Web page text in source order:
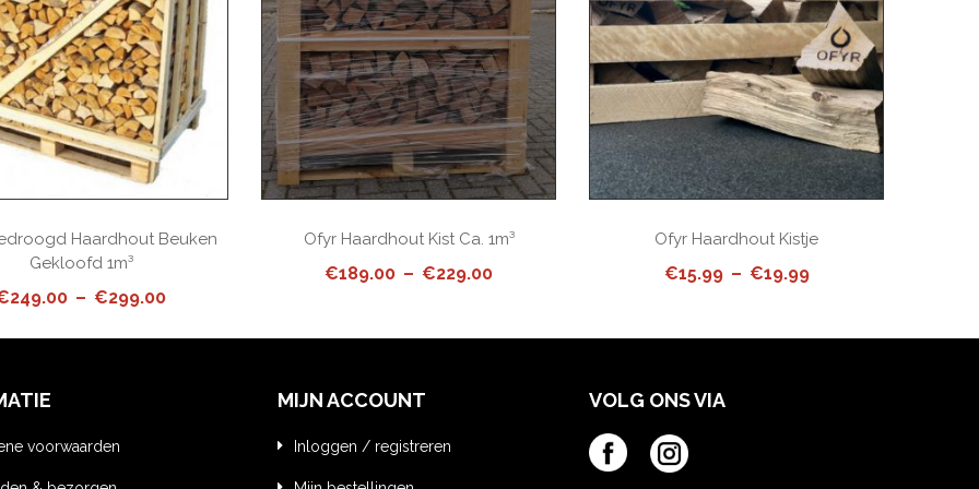
Haardhout Beuken
Gekloofd 1m³
249.00 – €299.00
€249.00
Ofyr Haardhout Kist Ca. 1m³
€189.00 – €229.00
through
Ofyr Haardhout Kistje
€15.99 – €19.99
through
voorwaarden
MIJN ACCOUNT
Inloggen / registreren
VOLG ONS VIA